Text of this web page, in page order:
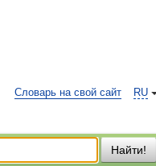
RU
Словарь на свой сайт
Найти!